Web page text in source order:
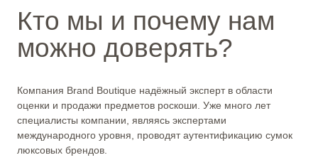
Кто мы и почему нам
можно доверять?
Компания Brand Boutique надёжный эксперт в области
оценки и продажи предметов роскоши. Уже много лет
специалисты компании, являясь экспертами
международного уровня, проводят аутентификацию сумок
люксовых брендов.